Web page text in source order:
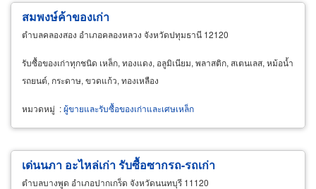
สมพงษ์ค้าของเก่า
ตำบลคลองสอง อำเภอคลองหลวง จังหวัดปทุมธานี 12120
รับซื้อของเก่าทุกชนิด เหล็ก, ทองแดง, อลูมิเนียม, พลาสติก, สเตนเลส, หม้อน้ำ
รถยนต์, กระดาษ, ขวดแก้ว, ทองเหลือง
หมวดหมู่ :ผู้ขายและรับซื้อของเก่าและเศษเหล็ก
เด่นนภา อะไหล่เก่า รับซื้อซากรถ-รถเก่า
ตำบลบางพูด อำเภอปากเกร็ด จังหวัดนนทบุรี 11120